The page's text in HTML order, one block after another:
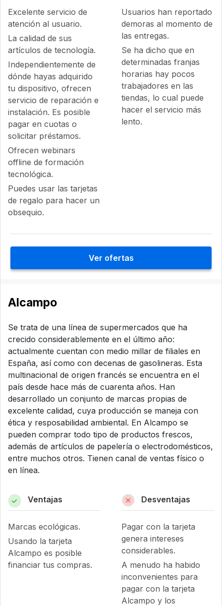
Excelente servicio de
atención al usuario.
La calidad de sus
artículos de tecnología.
Independientemente de
dónde hayas adquirido
tu dispositivo, ofrecen
servicio de reparación e
instalación. Es posible
pagar en cuotas o
solicitar préstamos.
Ofrecen webinars
offline de formación
tecnológica.
Puedes usar las tarjetas
de regalo para hacer un
obsequio.
Usuarios han reportado
demoras al momento de
las entregas.
Se ha dicho que en
determinadas franjas
horarias hay pocos
trabajadores en las
tiendas, lo cual puede
hacer el servicio más
lento.
Ver ofertas
Alcampo
Se trata de una línea de supermercados que ha
crecido considerablemente en el último año:
actualmente cuentan con medio millar de filiales en
España, así como con decenas de gasolineras. Esta
multinacional de origen francés se encuentra en el
país desde hace más de cuarenta años. Han
desarrollado un conjunto de marcas propias de
excelente calidad, cuya producción se maneja con
ética y resposabilidad ambiental. En Alcampo se
pueden comprar todo tipo de productos frescos,
además de artículos de papelería o electrodomésticos,
entre muchos otros. Tienen canal de ventas físico o
en línea.
Ventajas
Marcas ecológicas.
Usando la tarjeta
Alcampo es posible
financiar tus compras.
Desventajas
Pagar con la tarjeta
genera intereses
considerables.
A menudo ha habido
inconvenientes para
pagar con la tarjeta
Alcampo y los